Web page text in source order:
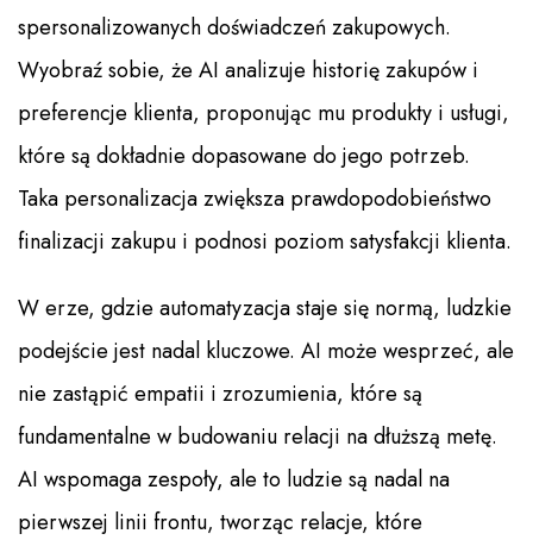
spersonalizowanych doświadczeń zakupowych.
Wyobraź sobie, że AI analizuje historię zakupów i
preferencje klienta, proponując mu produkty i usługi,
które są dokładnie dopasowane do jego potrzeb.
Taka personalizacja zwiększa prawdopodobieństwo
finalizacji zakupu i podnosi poziom satysfakcji klienta.
W erze, gdzie automatyzacja staje się normą, ludzkie
podejście jest nadal kluczowe. AI może wesprzeć, ale
nie zastąpić empatii i zrozumienia, które są
fundamentalne w budowaniu relacji na dłuższą metę.
AI wspomaga zespoły, ale to ludzie są nadal na
pierwszej linii frontu, tworząc relacje, które